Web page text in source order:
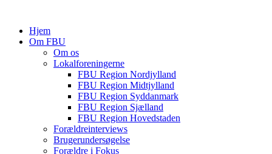
Hjem
Om FBU
Om os
Lokalforeningerne
FBU Region Nordjylland
FBU Region Midtjylland
FBU Region Syddanmark
FBU Region Sjælland
FBU Region Hovedstaden
Forældreinterviews
Brugerundersøgelse
Forældre i Fokus